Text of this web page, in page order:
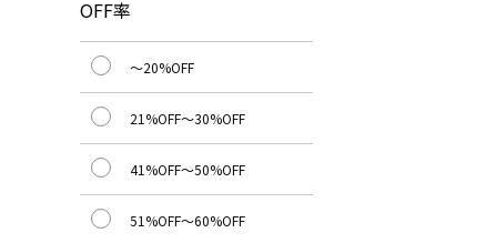
OFF率
～20%OFF
21%OFF～30%OFF
41%OFF～50%OFF
51%OFF～60%OFF